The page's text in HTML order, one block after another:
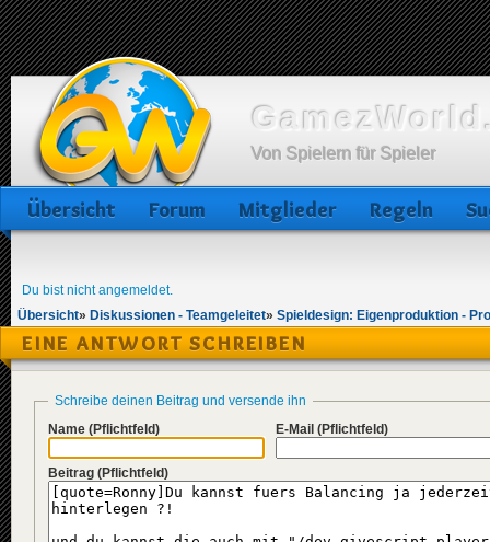
Von Spielern für Spieler
Übersicht Forum Mitglieder Regeln
Du bist nicht angemeldet.
Übersicht» Diskussionen - Teamgeleitet» Spieldesign: Eigenproduktion -
EINE ANTWORT SCHREIBEN
Schreibe deinen Beitrag und versende ihn
Name (Pflichtfeld) E-Mail (Pflichtfeld)
Beitrag (Pflichtfeld)